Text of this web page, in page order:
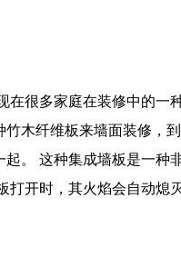
很多家庭在装修中的一
木纤维板来墙面装修，
。 这种集成墙板是一种
开时，其火焰会自动熄